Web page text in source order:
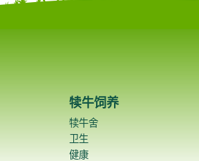
犊牛饲养
犊牛舍
卫生
健康